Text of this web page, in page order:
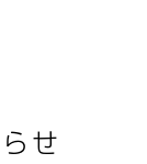
せ